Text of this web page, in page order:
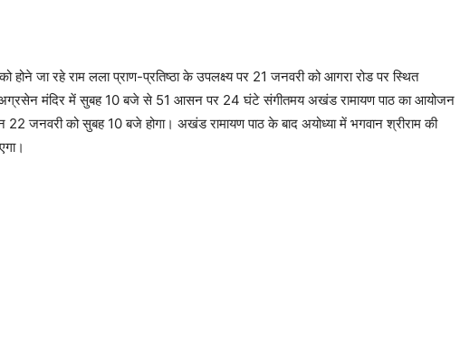
होने जा रहे राम लला प्राण-प्रतिष्ठा के उपलक्ष्य पर 21 जनवरी को आगरा रोड पर स्थित
मंदिर में सुबह 10 बजे से 51 आसन पर 24 घंटे संगीतमय अखंड रामायण पाठ का आयोजन
22 जनवरी को सुबह 10 बजे होगा। अखंड रामायण पाठ के बाद अयोध्या में भगवान श्रीराम की